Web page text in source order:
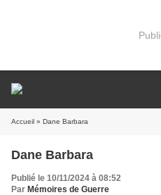
Accueil » Dane Barbara
Dane Barbara
Publié le 10/11/2024 à 08:52
Par Mémoires de Guerre